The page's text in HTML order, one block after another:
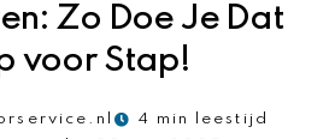
Zo Doe Je Dat
voor Stap!
4 min leestijd